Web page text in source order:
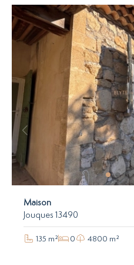
Maison
Jouques 13490
135 m² 0 4800 m²